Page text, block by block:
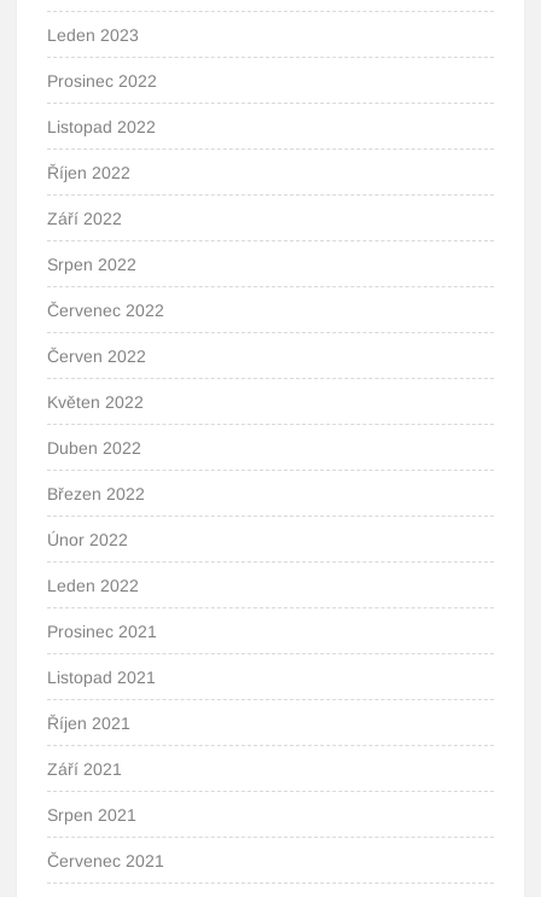
Leden 2023
Prosinec 2022
Listopad 2022
Říjen 2022
Září 2022
Srpen 2022
Červenec 2022
Červen 2022
Květen 2022
Duben 2022
Březen 2022
Únor 2022
Leden 2022
Prosinec 2021
Listopad 2021
Říjen 2021
Září 2021
Srpen 2021
Červenec 2021